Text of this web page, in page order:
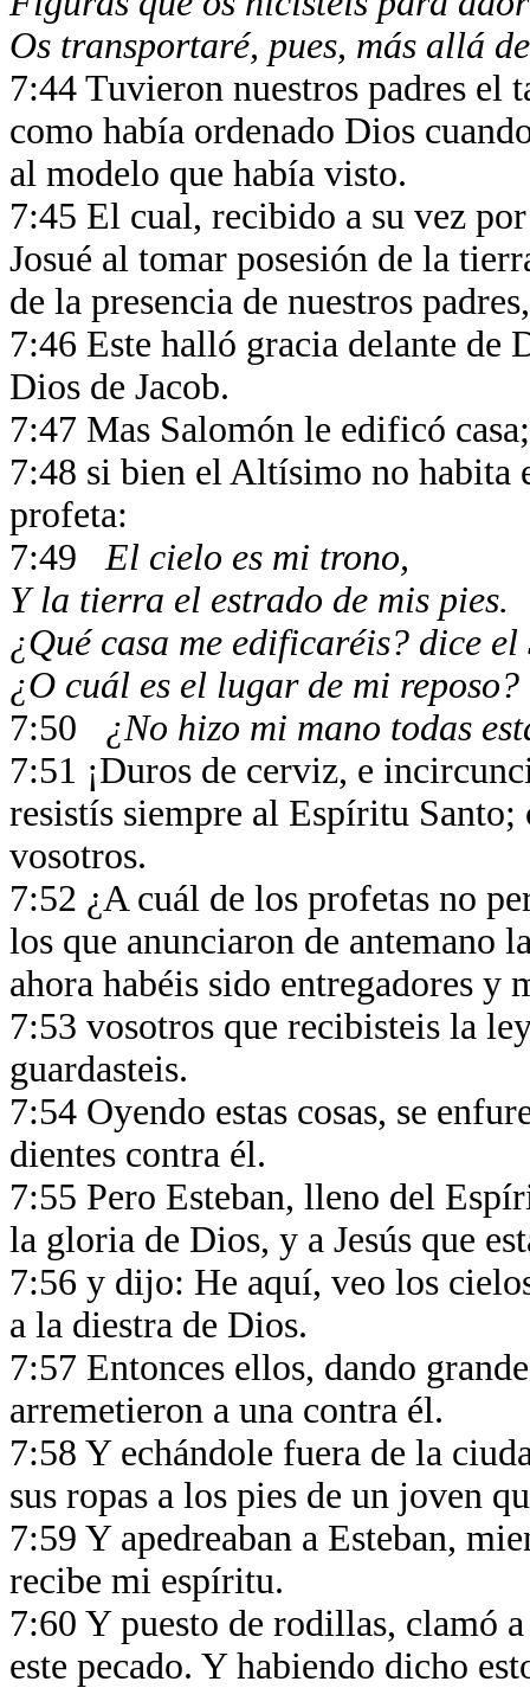
Os transportaré, pues, más allá
7:44 Tuvieron nuestros padres el
como había ordenado Dios
al modelo que había visto.
7:45 El cual, recibido a su vez
Josué al tomar posesión de la
de la presencia de nuestros
7:46 Este halló gracia delante de
Dios de Jacob.
7:47 Mas Salomón le edificó casa;
7:48 si bien el Altísimo no habita
profeta:
7:49El cielo es mi trono,
Y la tierra el estrado de mis pies.
¿Qué casa me edificaréis? dice
¿O cuál es el lugar de mi reposo?
7:50 ¿No hizo mi mano todas
7:51 ¡Duros de cerviz, e
resistís siempre al Espíritu Santo;
vosotros.
7:52 ¿A cuál de los profetas no
los que anunciaron de antemano
ahora habéis sido entregadores y
7:53 vosotros que recibisteis la
guardasteis.
7:54 Oyendo estas cosas, se
dientes contra él.
7:55 Pero Esteban, lleno del
la gloria de Dios, y a Jesús que
7:56 y dijo: He aquí, veo los
a la diestra de Dios.
7:57 Entonces ellos, dando
arremetieron a una contra él.
7:58 Y echándole fuera de la
sus ropas a los pies de un joven
7:59 Y apedreaban a Esteban,
recibe mi espíritu.
7:60 Y puesto de rodillas, clamó
este pecado. Y habiendo dicho